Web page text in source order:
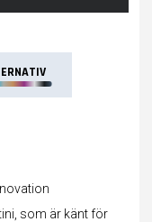
som är känt för